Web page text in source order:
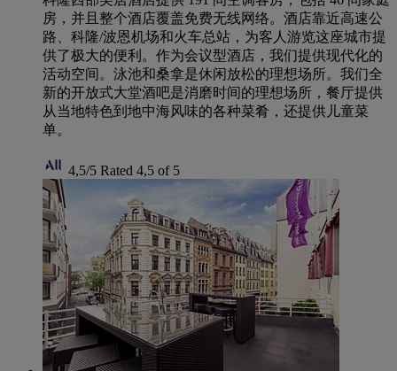
房，并且整个酒店覆盖免费无线网络。酒店靠近高速公
路、科隆/波恩机场和火车总站，为客人游览这座城市提
供了极大的便利。作为会议型酒店，我们提供现代化的
活动空间。泳池和桑拿是休闲放松的理想场所。我们全
新的开放式大堂酒吧是消磨时间的理想场所，餐厅提供
从当地特色到地中海风味的各种菜肴，还提供儿童菜
单。
4,5/5 Rated 4,5 of 5